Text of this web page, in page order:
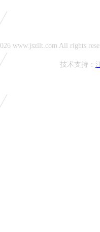
www.jszllt.com All rights
技术支持：